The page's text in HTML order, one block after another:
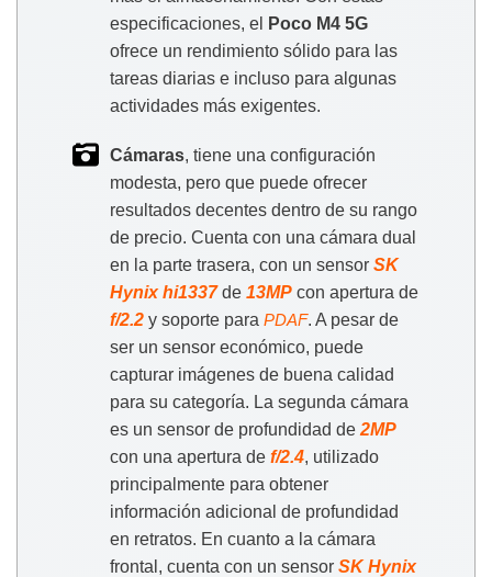
especificaciones, el
Poco M4 5G
ofrece un rendimiento sólido para las
tareas diarias e incluso para algunas
actividades más exigentes.
Cámaras, tiene una configuración
modesta, pero que puede ofrecer
resultados decentes dentro de su rango
de precio. Cuenta con una cámara dual
en la parte trasera, con un sensor SK
Hynix hi1337de 13MP con apertura de
f/2.2 y soporte para PDAF. A pesar de
ser un sensor económico, puede
capturar imágenes de buena calidad
para su categoría. La segunda cámara
es un sensor de profundidad de 2MP
con una apertura de f/2.4, utilizado
principalmente para obtener
información adicional de profundidad
en retratos. En cuanto a la cámara
frontal, cuenta con un sensor SK Hynix